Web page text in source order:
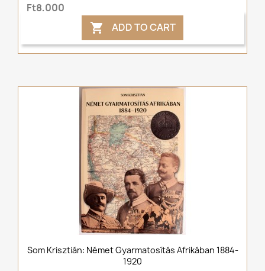
Ft8,000
 ADD TO CART
Som Krisztián: Német Gyarmatosítás Afrikában 1884-
1920